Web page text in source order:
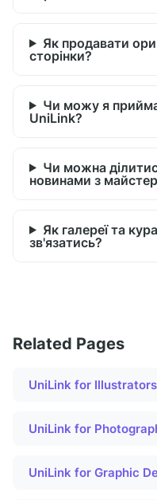
Як продавати
сторінки?
Чи можу я
UniLink?
Чи можна
новинами з
Як галереї та
зв'язатись?
Related Pages
UniLink for Illustrators
UniLink for
UniLink for Graphic